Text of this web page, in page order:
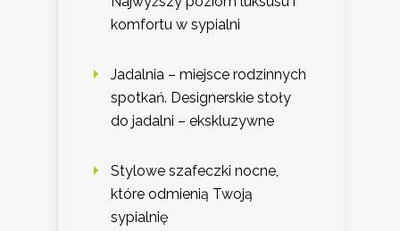
komfortu w sypialni
Jadalnia – miejsce rodzinnych
spotkań. Designerskie stoły
do jadalni – ekskluzywne
Stylowe szafeczki nocne,
które odmienią Twoją
sypialnię